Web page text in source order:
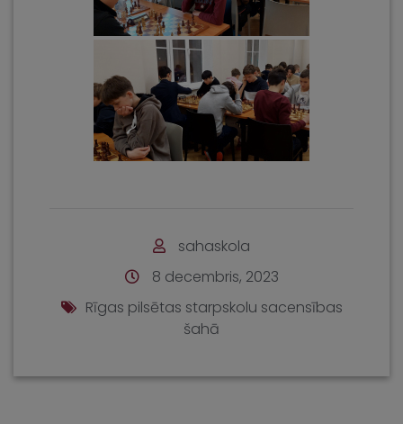
sahaskola
8 decembris, 2023
Rīgas pilsētas starpskolu sacensības
šahā